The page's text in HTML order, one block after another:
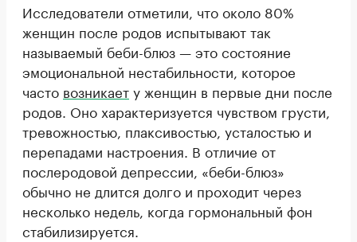
Исследователи отметили, что около 80%
женщин после родов испытывают так
называемый беби-блюз — это состояние
эмоциональной нестабильности, которое
часто возникаету женщин в первые дни после
родов. Оно характеризуется чувством грусти,
тревожностью, плаксивостью, усталостью и
перепадами настроения. В отличие от
послеродовой депрессии, «беби-блюз»
обычно не длится долго и проходит через
несколько недель, когда гормональный фон
стабилизируется.